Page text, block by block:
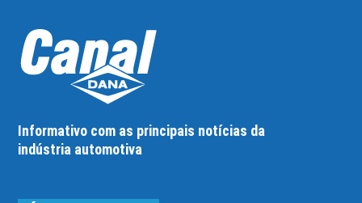
Informativo com as principais notícias da
indústria automotiva